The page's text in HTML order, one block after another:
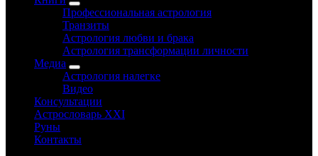
Профессиональная астрология
Транзиты
Астрология любви и брака
Астрология трансформации личности
Медиа
Астрология налегке
Видео
Консультации
Астрословарь XXI
Руны
Контакты